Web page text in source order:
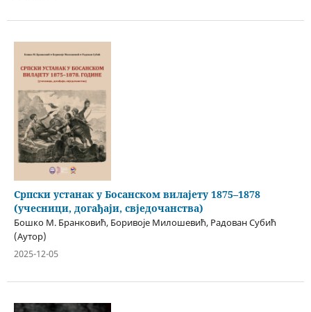
Српски устанак у Босанском вилајету 1875–1878
(учесници, догађаји, свједочанства)
Бошко М. Бранковић, Боривоје Милошевић, Радован Субић
(Аутор)
2025-12-05